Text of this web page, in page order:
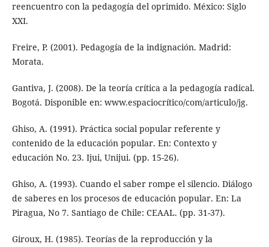
reencuentro con la pedagogía del oprimido. México: Siglo
XXI.
Freire, P. (2001). Pedagogía de la indignación. Madrid:
Morata.
Gantiva, J. (2008). De la teoría crítica a la pedagogía radical.
Bogotá. Disponible en: www.espaciocrítico/com/articulo/jg.
Ghiso, A. (1991). Práctica social popular referente y
contenido de la educación popular. En: Contexto y
educación No. 23. Ijui, Unijui. (pp. 15-26).
Ghiso, A. (1993). Cuando el saber rompe el silencio. Diálogo
de saberes en los procesos de educación popular. En: La
Piragua, No 7. Santiago de Chile: CEAAL. (pp. 31-37).
Giroux, H. (1985). Teorías de la reproducción y la